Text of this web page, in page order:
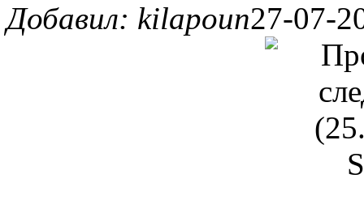
Добавил: kilapoun27-07-